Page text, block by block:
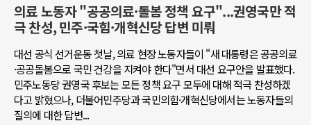
의료 노동자 "공공의료·돌봄 정책 요구"...권영국만 적
극 찬성, 민주·국힘·개혁신당 답변 미뤄
대선 공식 선거운동 첫날, 의료 현장 노동자들이 "새 대통령은 공공의료
·공공돌봄으로 국민 건강을 지켜야 한다"면서 대선 요구안을 발표했다.
민주노동당 권영국 후보는 모든 정책 요구 모두에 대해 적극 찬성하겠
다고 밝혔으나, 더불어민주당과 국민의힘·개혁신당에서는 노동자들의
질의에 대한 답변...